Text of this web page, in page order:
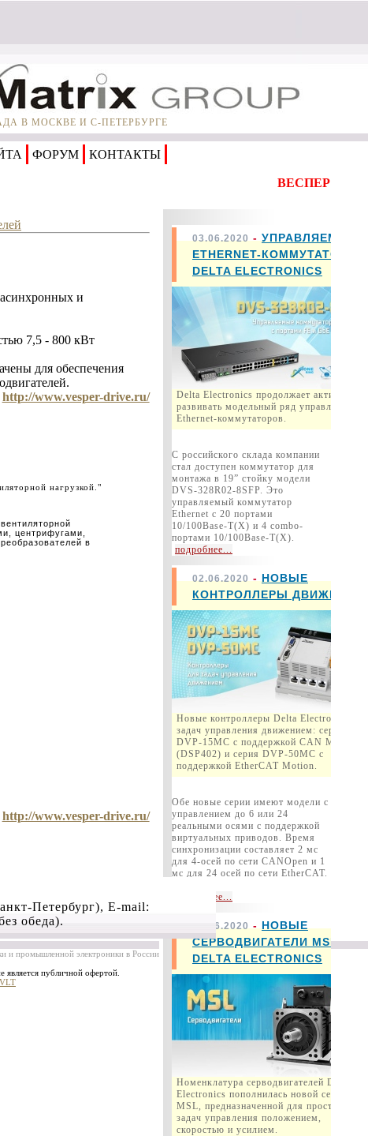
03.06.2020 - УПРАВЛЯЕМЫЕ
ETHERNET-КОММУТАТОРЫ
DELTA ELECTRONICS
Delta Electronics продолжает активно
развивать модельный ряд управляемых
Ethernet-коммутаторов.
С российского склада компании
стал доступен коммутатор для
монтажа в 19” стойку модели
DVS-328R02-8SFP. Это
управляемый коммутатор
Ethernet с 20 портами
10/100Base-T(X) и 4 combo-
портами 10/100Base-T(X).
подробнее...
02.06.2020 - НОВЫЕ
КОНТРОЛЛЕРЫ ДВИЖЕНИЯ
Новые контроллеры Delta Electronics
задач управления движением: серия
DVP-15MC с поддержкой CAN Motion
(DSP402) и серия DVP-50MC c
поддержкой EtherCAT Motion.
Обе новые серии имеют модели с
управлением до 6 или 24
реальными осями с поддержкой
виртуальных приводов. Время
синхронизации составляет 2 мс
для 4-осей по сети CANOpen и 1
мс для 24 осей по сети EtherCAT.
подробнее...
01.06.2020 - НОВЫЕ
СЕРВОДВИГАТЕЛИ MSL
DELTA ELECTRONICS
Номенклатура серводвигателей Delta
Electronics пополнилась новой серией
MSL, предназначенной для простых
задач управления положением,
скоростью и усилием.
В МОСКВЕ И С-ПЕТЕРБУРГЕ
ФОРУМ КОНТАКТЫ
ВЕСПЕР
и
7,5 - 800 кВт
для обеспечения
http://www.vesper-drive.ru/
нагрузкой."
центрифугами,
в
http://www.vesper-drive.ru/
Петербург), E-mail:
обеда).
и промышленной электроники в России, 2004-2023
публичной офертой.